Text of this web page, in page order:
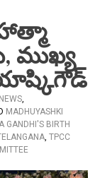
ముఖ్య
,
MADHUYASHKI
GANDHI'S BIRTH
, TPCC